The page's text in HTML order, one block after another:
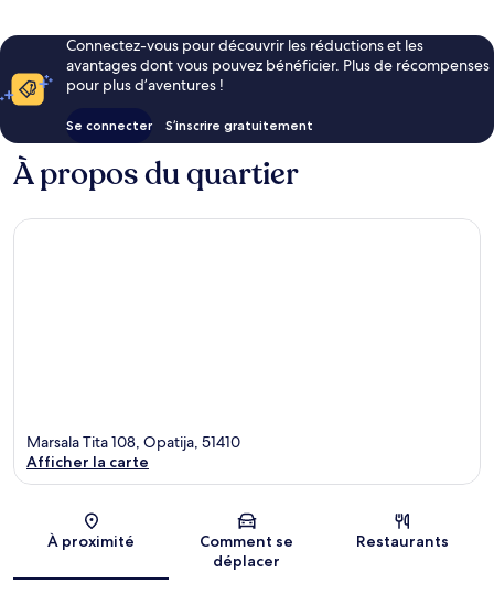
Connectez-vous pour découvrir les réductions et les
avantages dont vous pouvez bénéficier. Plus de récompenses
pour plus d’aventures !
Se connecter S’inscrire gratuitement
À propos du quartier
Carte
Marsala Tita 108, Opatija, 51410
Afficher la carte
À proximité
Comment se
déplacer
Restaurants